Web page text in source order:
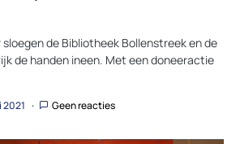
de Bibliotheek Bollenstreek en de
de handen ineen. Met een doneeractie
2021 Geen reacties